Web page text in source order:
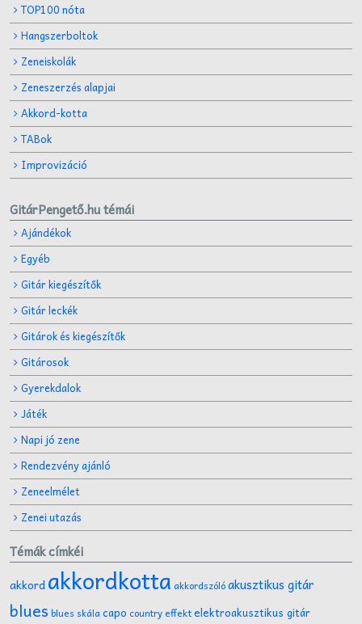
TOP100 nóta
Hangszerboltok
Zeneiskolák
Zeneszerzés alapjai
Akkord-kotta
TABok
Improvizáció
GitárPengető.hu témái
Ajándékok
Egyéb
Gitár kiegészítők
Gitár leckék
Gitárok és kiegészítők
Gitárosok
Gyerekdalok
Játék
Napi jó zene
Rendezvény ajánló
Zeneelmélet
Zenei utazás
Témák címkéi
akkordakkordkotta akkordszólóakusztikus gitár
blues blues skálacapo country effektelektroakusztikus gitár